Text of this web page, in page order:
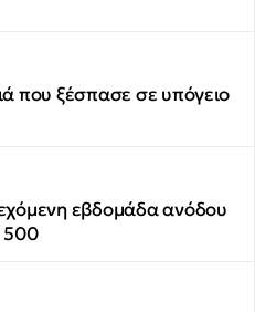
που ξέσπασε σε υπόγειο
εβδομάδα ανόδου
500